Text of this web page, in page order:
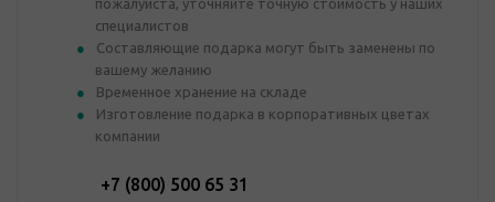
пожалуйста, уточняйте точную стоимость у наших
специалистов
Составляющие подарка могут быть заменены по
вашему желанию
Временное хранение на складе
Изготовление подарка в корпоративных цветах
компании
+7 (800) 500 65 31